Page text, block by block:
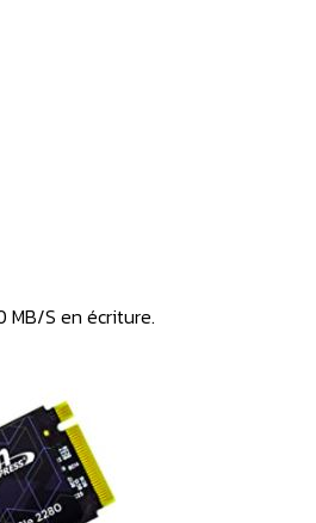
MB/S en écriture.